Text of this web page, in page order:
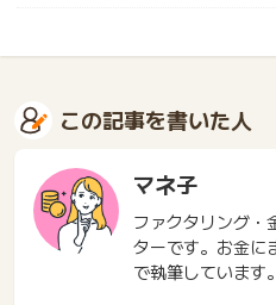
この記事を書いた人
マネ子
ファクタリング・
ターです。お金に
で執筆しています。